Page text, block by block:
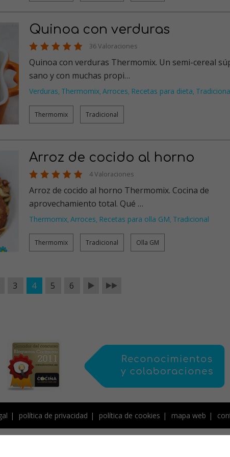
Quinoa con verduras
36 Valoraciones
Quinoa con verduras Thermomix. Un semi-cereal
sano y con muchas propi…
Verduras, Thermomix, Arroces, Recetas para dieta,
Thermomix Tradicional
Arroz de cocido al horno
4 Valoraciones
Arroz de cocido al horno Thermomix. Cocina de
aprovechamiento total. Qué …
Thermomix, Arroces, Recetas para olla GM, Tradicional
Thermomix Tradicional Olla GM
3 4 5 6
política de privacidad política de cookies mapa web